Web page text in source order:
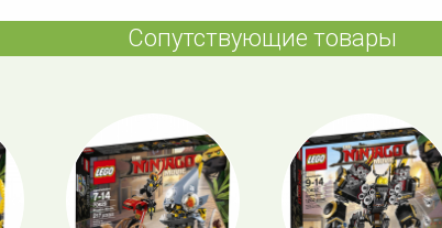
Сопутствующие товары